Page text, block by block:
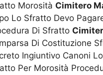
Morosità Cimitero
Lo Sfratto Devo
Di Sfratto
Di Costituzione
Ingiuntivo Canoni
Per Morosità